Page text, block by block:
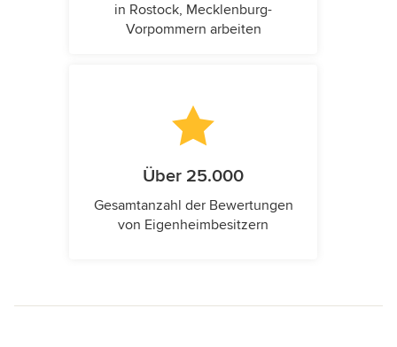
in Rostock, Mecklenburg-
Vorpommern arbeiten
Über 25.000
Gesamtanzahl der Bewertungen
von Eigenheimbesitzern